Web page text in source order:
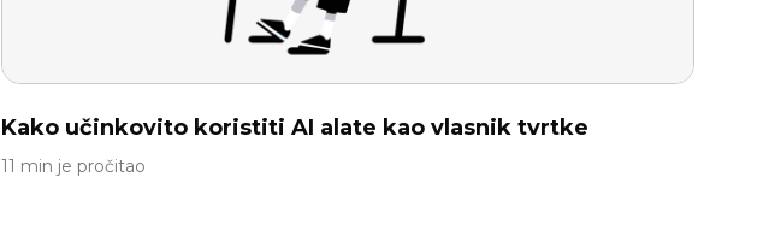
Kako učinkovito koristiti AI alate kao vlasnik tvrtke
11 min je pročitao